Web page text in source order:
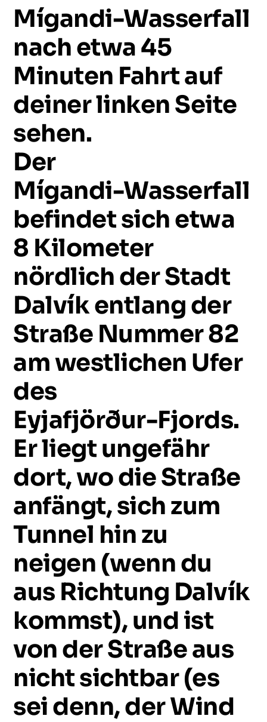
Mígandi-Wasserfall
nachetwa45
Minuten Fahrtauf
deinerlinkenSeite
sehen.
Der
Mígandi-Wasserfall
befindetsichetwa
8 Kilometer
nördlichderStadt
Dalvíkentlangder
Straße Nummer82
amwestlichen Ufer
des
Eyjafjörður-Fjords.
Erliegtungefähr
dort,wodieStraße
anfängt,sichzum
Tunnel hinzu
neigen (wenndu
aus Richtung Dalvík
kommst),undist
vonderStraßeaus
nichtsichtbar(es
seidenn,derWind